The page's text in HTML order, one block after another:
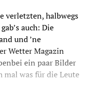
verletzten, halbwegs
auch: Die
und ’ne
Wetter Magazin
ein paar Bilder
mal was für die Leute